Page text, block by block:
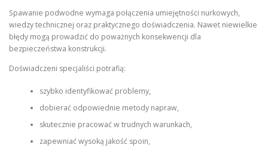
Spawanie podwodne wymaga połączenia umiejętności nurkowych,
wiedzy technicznej oraz praktycznego doświadczenia. Nawet niewielkie
błędy mogą prowadzić do poważnych konsekwencji dla
bezpieczeństwa konstrukcji.
Doświadczeni specjaliści potrafią:
szybko identyfikować problemy,
dobierać odpowiednie metody napraw,
skutecznie pracować w trudnych warunkach,
zapewniać wysoką jakość spoin,